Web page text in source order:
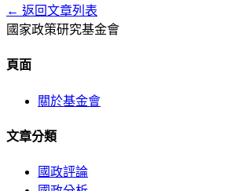
← 返回文章列表
國家政策研究基金會
頁面
關於基金會
文章分類
國政評論